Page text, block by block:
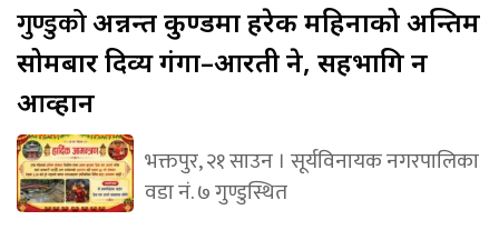
गुण्डुकोअन्नन्त कुण्डमा हरेक महिनाको अन्तिम
सोमबार दिव्य गंगा–आरती हुने, सहभागि हुन
आव्हान
भक्तपुर, २१ साउन । सूर्यविनायक नगरपालिका
वडा नं. ७ गुण्डुस्थित